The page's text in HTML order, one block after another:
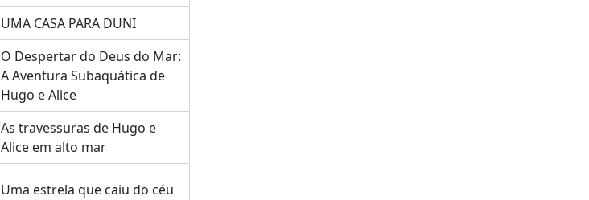
UMA CASA PARA DUNI
O Despertar do Deus do Mar:
A Aventura Subaquática de
Hugo e Alice
As travessuras de Hugo e
Alice em alto mar
Uma estrela que caiu do céu